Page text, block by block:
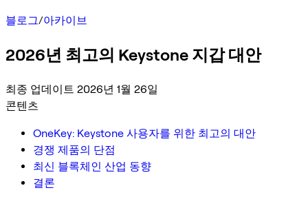
블로그/아카이브
2026년 최고의 Keystone 지갑 대안
최종 업데이트 2026년 1월 26일
콘텐츠
OneKey: Keystone 사용자를 위한 최고의 대안
경쟁 제품의 단점
최신 블록체인 산업 동향
결론